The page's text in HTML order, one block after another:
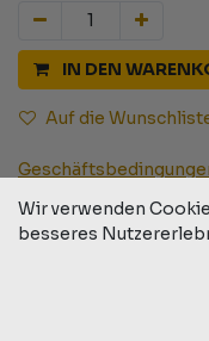
IN DEN
Auf die
Versand: 2-3
Wir verwenden
besseres